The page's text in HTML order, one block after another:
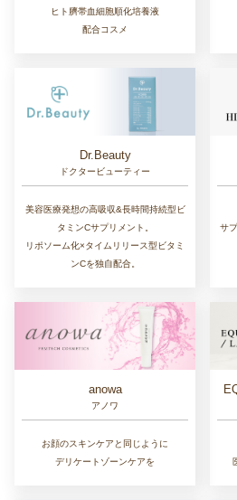
ヒト臍帯血細胞順化培養液
配合コスメ
Dr.Beauty
ドクタービューティー
美容医療発想の高吸収&長時間持続型ビ
タミンCサプリメント。
リポソーム化×タイムリリース型ビタミ
ンCを独自配合。
サ
anowa
アノワ
お顔のスキンケアと同じように
デリケートゾーンケアを